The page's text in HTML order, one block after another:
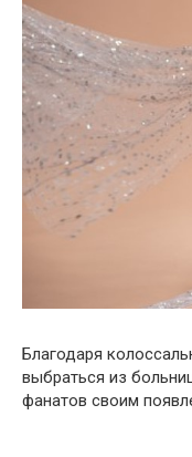
Благодаря
выбраться из
фанатов своим